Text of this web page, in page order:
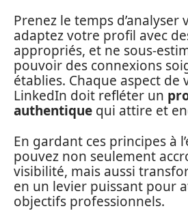
Prenez le temps d’analyser
adaptez votre profil avec
appropriés, et ne sous-
pouvoir des connexions
établies. Chaque aspect de
LinkedIn doit refléter un
authentique qui attire et
En gardant ces principes à
pouvez non seulement
visibilité, mais aussi
en un levier puissant pour
objectifs professionnels.